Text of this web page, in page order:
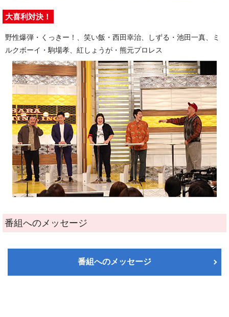
大喜利対決！
野性爆弾・くっきー！、笑い飯・西田幸治、しずる・池田一真、ミ
ルクボーイ・駒場孝、紅しょうが・熊元プロレス
番組へのメッセージ
番組へのメッセージ